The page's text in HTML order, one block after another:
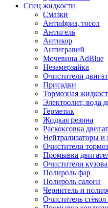
Спец жидкости
Смазки
Антифриз, тосол
Антигель
Антикор
Антигравий
Мочевина AdBlue
Незамерзайка
Очистители
Присадки
Тормозная
Электролит, вода
Герметик
Жидкая резина
Раскоксовка
Нейтрализаторы и
Очистители
Промывка
Очистители кузова
Полироль фар
Полироль салона
Чернитель и
Очиститель стёкол